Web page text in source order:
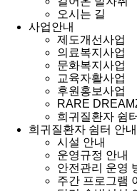
오시는 길
사업안내
제도개선사업
의료복지사업
문화복지사업
교육자활사업
후원홍보사업
RARE
희귀질환자 쉼
희귀질환자 쉼터 안내
시설 안내
운영규정 안내
안전관리 운영
주간 프로그램